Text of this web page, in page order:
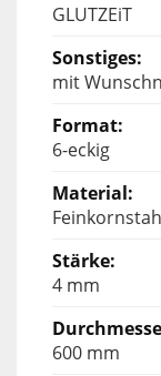
GLUTZEiT
mit
6-eckig
4 mm
600 mm